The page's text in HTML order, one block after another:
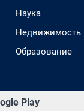
Наука
Недвижимость
Образование
Play